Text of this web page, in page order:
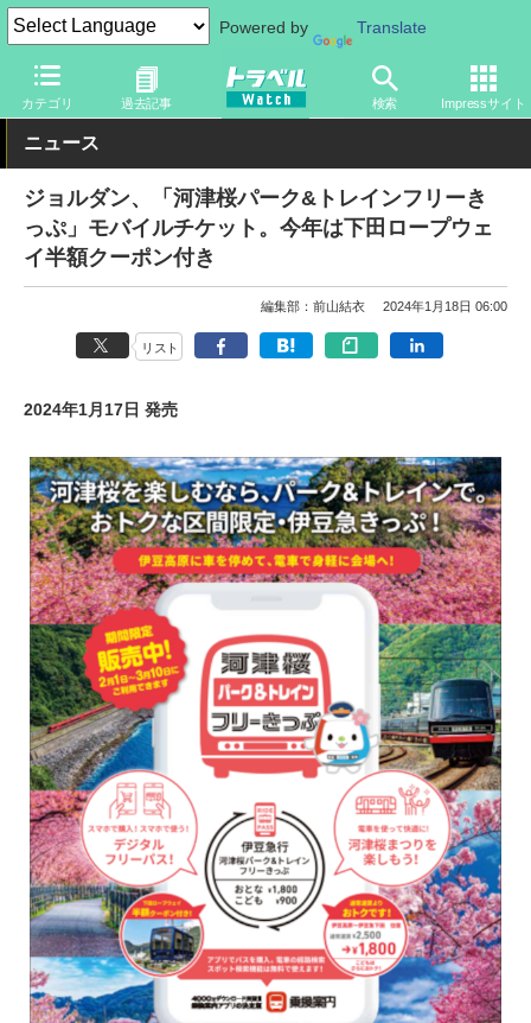
Powered by Translate
カテゴリ 過去記事 検索 Impressサイト
トラベル Watch 旅の方法 鉄旅 電車
ニュース
ジョルダン、「河津桜パーク&トレインフリーき
っぷ」モバイルチケット。今年は下田ロープウェ
イ半額クーポン付き
編集部：前山結衣 2024年1月18日 06:00
リスト
2024年1月17日 発売